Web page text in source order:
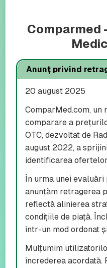
Comparmed
Anunț privind
20 august 2025
ComparMed.com, un
comparare a
OTC, dezvoltat de
august 2022, a
identificarea
În urma unei
anunțăm retragerea
reflectă alinierea
condițiile de piață.
într-un mod ordonat
Mulțumim
încrederea acordată.